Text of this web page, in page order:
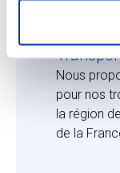
Nous
pour nos
la région
de la